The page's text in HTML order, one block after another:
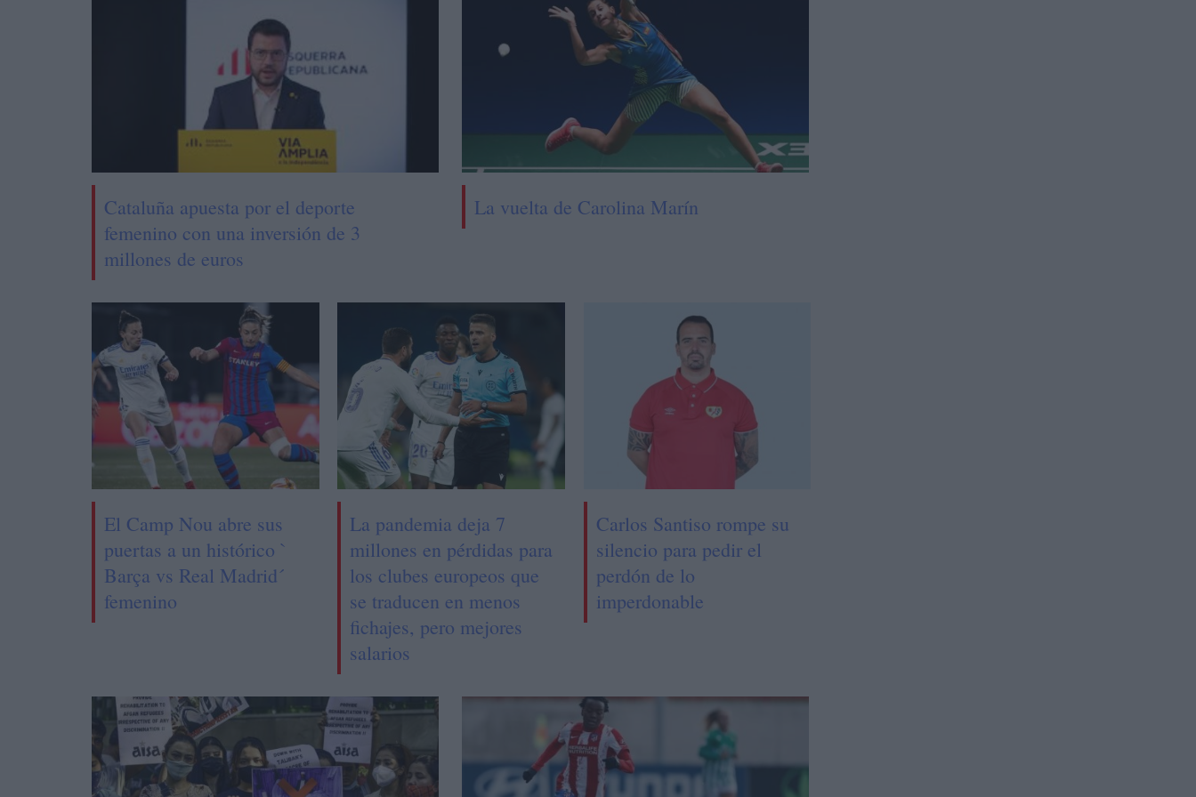
Cataluña apuesta por el deporte
femenino con una inversión de 3
millones de euros
La vuelta de Carolina Marín
El Camp Nou abre sus
puertas a un histórico `
Barça vs Real Madrid´
femenino
La pandemia deja 7
millones en pérdidas para
los clubes europeos que
se traducen en menos
fichajes, pero mejores
salarios
Carlos Santiso rompe su
silencio para pedir el
perdón de lo
imperdonable